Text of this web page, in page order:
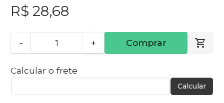
R$ 28,68
- + Comprar
Calcular o frete
Calcular